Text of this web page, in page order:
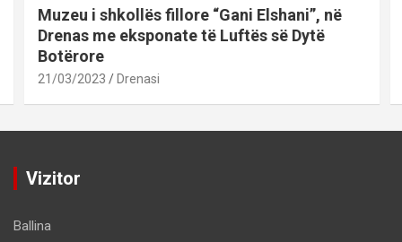
Muzeu i shkollës fillore “Gani Elshani”, në
Drenas me eksponate të Luftës së Dytë
Botërore
21/03/2023 Drenasi
Vizitor
Ballina